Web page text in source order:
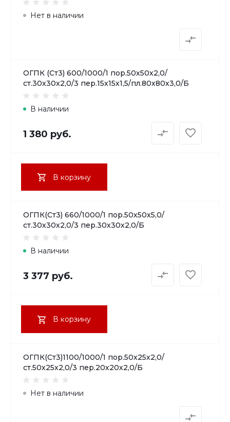
Нет в наличии
ОГПК (Ст3) 600/1000/1 пор.50х50х2,0/
ст.30х30х2,0/3 пер.15х15х1,5/пл.80х80х3,0/Б
В наличии
1 380 руб.
В корзину
ОГПК(Ст3) 660/1000/1 пор.50х50х5,0/
ст.30х30х2,0/3 пер.30х30х2,0/Б
В наличии
3 377 руб.
В корзину
ОГПК(Ст3)1100/1000/1 пор.50х25х2,0/
ст.50х25х2,0/3 пер.20х20х2,0/Б
Нет в наличии